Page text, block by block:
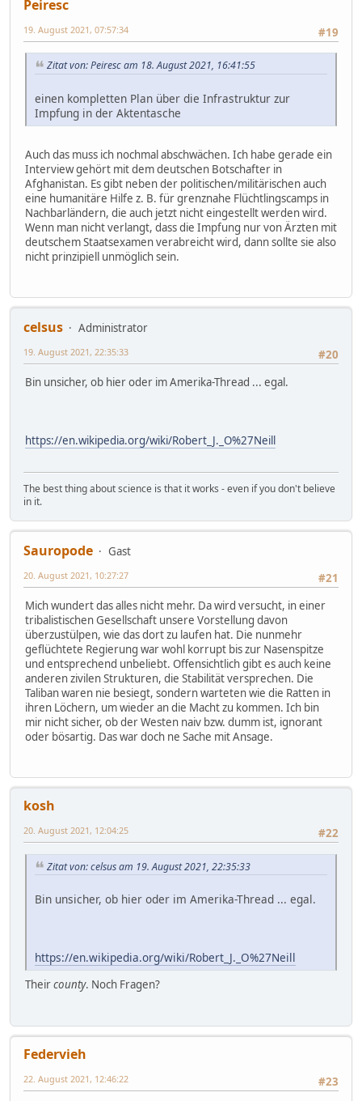
Peiresc
#19
19. August 2021, 07:57:34
Zitat von: Peiresc am 18. August 2021, 16:41:55
einen kompletten Plan über die Infrastruktur zur
Impfung in der Aktentasche
Auch das muss ich nochmal abschwächen. Ich habe gerade ein
Interview gehört mit dem deutschen Botschafter in
Afghanistan. Es gibt neben der politischen/militärischen auch
eine humanitäre Hilfe z. B. für grenznahe Flüchtlingscamps in
Nachbarländern, die auch jetzt nicht eingestellt werden wird.
Wenn man nicht verlangt, dass die Impfung nur von Ärzten mit
deutschem Staatsexamen verabreicht wird, dann sollte sie also
nicht prinzipiell unmöglich sein.
celsus
Administrator
#20
19. August 2021, 22:35:33
Bin unsicher, ob hier oder im Amerika-Thread ... egal.
https://en.wikipedia.org/wiki/Robert_J._O%27Neill
The best thing about science is that it works - even if you don't believe
in it.
Sauropode
Gast
#21
20. August 2021, 10:27:27
Mich wundert das alles nicht mehr. Da wird versucht, in einer
tribalistischen Gesellschaft unsere Vorstellung davon
überzustülpen, wie das dort zu laufen hat. Die nunmehr
geflüchtete Regierung war wohl korrupt bis zur Nasenspitze
und entsprechend unbeliebt. Offensichtlich gibt es auch keine
anderen zivilen Strukturen, die Stabilität versprechen. Die
Taliban waren nie besiegt, sondern warteten wie die Ratten in
ihren Löchern, um wieder an die Macht zu kommen. Ich bin
mir nicht sicher, ob der Westen naiv bzw. dumm ist, ignorant
oder bösartig. Das war doch ne Sache mit Ansage.
kosh
#22
20. August 2021, 12:04:25
Zitat von: celsus am 19. August 2021, 22:35:33
Bin unsicher, ob hier oder im Amerika-Thread ... egal.
https://en.wikipedia.org/wiki/Robert_J._O%27Neill
Theircounty. Noch Fragen?
Federvieh
#23
22. August 2021, 12:46:22